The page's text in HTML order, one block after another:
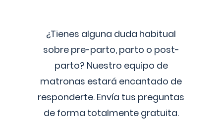
¿Tienes alguna duda habitual
sobre pre-parto, parto o post-
parto? Nuestro equipo de
matronas estará encantado de
responderte. Envía tus preguntas
de forma totalmente gratuita.